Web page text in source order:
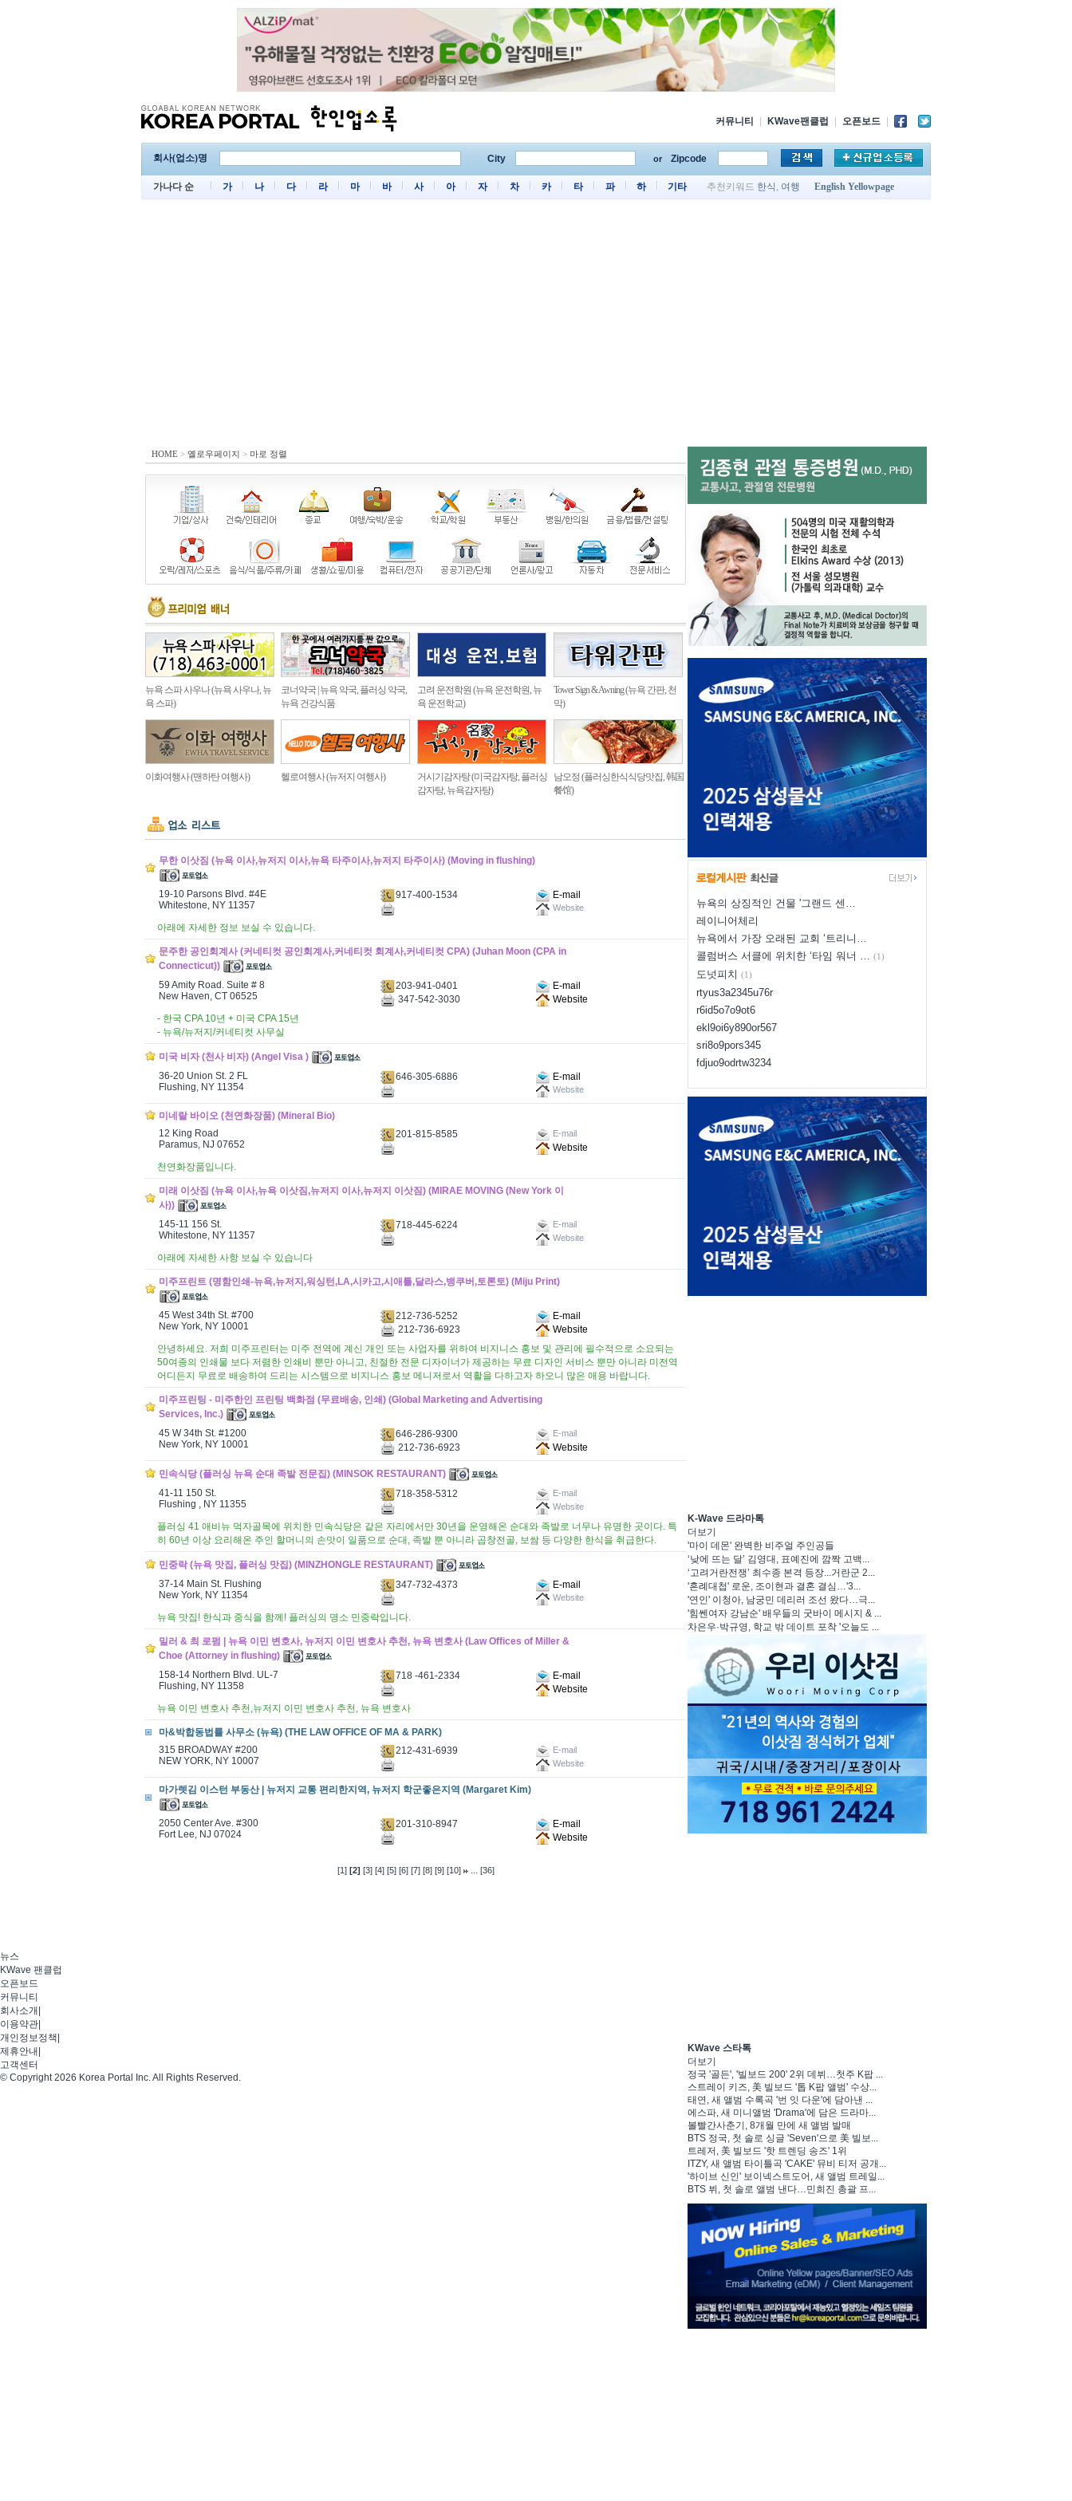
커뮤니티 KWave팬클럽 오픈보드
회사(업소)명 City or Zipcode
가나다 순 가 나 다 라 마 바 사 아 자 차 카 타 파 하 기타 추천키워드 한식 , 여행 English Yellowpage
HOME > 옐로우페이지 > 마로 정렬
뉴욕 스파 사우나 (뉴욕 사우나, 뉴
욕 스파)
코너약국 | 뉴욕 약국, 플러싱 약국,
뉴욕 건강식품
고려 운전학원 (뉴욕 운전학원, 뉴
욕 운전학교)
Tower Sign & Awning (뉴욕 간판, 천
막)
이화여행사 (맨하탄 여행사) 헬로여행사 (뉴저지 여행사)
거시기감자탕 (미국감자탕, 플러싱
감자탕, 뉴욕감자탕)
남오정 (플러싱한식식당맛집, 韩国
餐馆)
무한 이삿짐 (뉴욕 이사,뉴저지 이사,뉴욕 타주이사,뉴저지 타주이사) (Moving in flushing)
19-10 Parsons Blvd. #4E
Whitestone, NY 11357
917-400-1534 E-mail
Website
아래에 자세한 정보 보실 수 있습니다.
문주한 공인회계사 (커네티컷 공인회계사,커네티컷 회계사,커네티컷 CPA) (Juhan Moon (CPA in
Connecticut))
59 Amity Road. Suite # 8
New Haven, CT 06525
203-941-0401
E-mail
347-542-3030
Website
- 한국 CPA 10년 + 미국 CPA 15년
- 뉴욕/뉴저지/커네티컷 사무실
미국 비자 (천사 비자) (Angel Visa )
36-20 Union St. 2 FL
Flushing, NY 11354
646-305-6886 E-mail
Website
미네랄 바이오 (천연화장품) (Mineral Bio)
12 King Road
Paramus, NJ 07652
201-815-8585 E-mail
Website
천연화장품입니다.
미래 이삿짐 (뉴욕 이사,뉴욕 이삿짐,뉴저지 이사,뉴저지 이삿짐) (MIRAE MOVING (New York 이
사))
145-11 156 St.
Whitestone, NY 11357
718-445-6224
E-mail
Website
아래에 자세한 사항 보실 수 있습니다
미주프린트 (명함인쇄-뉴욕,뉴저지,워싱턴,LA,시카고,시애틀,달라스,뱅쿠버,토론토) (Miju Print)
45 West 34th St. #700
New York, NY 10001
212-736-5252
E-mail
212-736-6923
Website
안녕하세요. 저희 미주프린터는 미주 전역에 계신 개인 또는 사업자를 위하여 비지니스 홍보 및 관리에 필수적으로 소요되는
50여종의 인쇄물 보다 저렴한 인쇄비 뿐만 아니고, 친절한 전문 디자이너가 제공하는 무료 디자인 서비스 뿐만 아니라 미전역
어디든지 무료로 배송하여 드리는 시스템으로 비지니스 홍보 메니저로서 역활을 다하고자 하오니 많은 애용 바랍니다.
미주프린팅 - 미주한인 프린팅 백화점 (무료배송, 인쇄) (Global Marketing and Advertising
Services, Inc.)
45 W 34th St. #1200
New York, NY 10001
646-286-9300 E-mail
212-736-6923 Website
민속식당 (플러싱 뉴욕 순대 족발 전문집) (MINSOK RESTAURANT)
41-11 150 St.
Flushing , NY 11355
718-358-5312
E-mail
Website
플러싱 41 애비뉴 먹자골목에 위치한 민속식당은 같은 자리에서만 30년을 운영해온 순대와 족발로 너무나 유명한 곳이다. 특
히 60년 이상 요리해온 주인 할머니의 손맛이 일품으로 순대, 족발 뿐 아니라 곱창전골, 보쌈 등 다양한 한식을 취급한다.
민중락 (뉴욕 맛집, 플러싱 맛집) (MINZHONGLE RESTAURANT)
37-14 Main St. Flushing
New York, NY 11354
347-732-4373 E-mail
Website
뉴욕 맛집! 한식과 중식을 함께! 플러싱의 명소 민중락입니다.
밀러 & 최 로펌 | 뉴욕 이민 변호사, 뉴저지 이민 변호사 추천, 뉴욕 변호사 (Law Offices of Miller &
Choe (Attorney in flushing)
158-14 Northern Blvd. UL-7
Flushing, NY 11358
718 -461-2334
E-mail
Website
뉴욕 이민 변호사 추천,뉴저지 이민 변호사 추천, 뉴욕 변호사
마&박합동법률 사무소 (뉴욕) (THE LAW OFFICE OF MA & PARK)
315 BROADWAY #200
NEW YORK, NY 10007
212-431-6939
E-mail
Website
마가렛김 이스턴 부동산 | 뉴저지 교통 편리한지역, 뉴저지 학군좋은지역 (Margaret Kim)
2050 Center Ave. #300
Fort Lee, NJ 07024
201-310-8947
E-mail
Website
[1] [2] [3] [4] [5] [6] [7] [8] [9] [10] ... [36]
뉴욕의 상징적인 건물 '그랜드 센…
레이니어체리
뉴욕에서 가장 오래된 교회 ‘트리니…
콜럼버스 서클에 위치한 ‘타임 워너 … (1)
도넛피치 (1)
rtyus3a2345u76r
r6id5o7o9ot6
ekl9oi6y890or567
sri8o9pors345
fdjuo9odrtw3234
K-Wave 드라마톡
더보기
'마이 데몬' 완벽한 비주얼 주인공들
‘낮에 뜨는 달’ 김영대, 표예진에 깜짝 고백...
‘고려거란전쟁’ 최수종 본격 등장...거란군 2...
'혼례대첩' 로운, 조이현과 결혼 결심…'3...
'연인' 이청아, 남궁민 데리러 조선 왔다…극...
'힘쎈여자 강남순' 배우들의 굿바이 메시지 & ...
차은우·박규영, 학교 밖 데이트 포착 '오늘도 ...
KWave 스타톡
더보기
정국 '골든', '빌보드 200' 2위 데뷔…첫주 K팝 ...
스트레이 키즈, 美 빌보드 '톱 K팝 앨범' 수상...
태연, 새 앨범 수록곡 '번 잇 다운'에 담아낸 ...
에스파, 새 미니앨범 'Drama'에 담은 드라마...
볼빨간사춘기, 8개월 만에 새 앨범 발매
BTS 정국, 첫 솔로 싱글 'Seven'으로 美 빌보...
트레저, 美 빌보드 '핫 트렌딩 송즈' 1위
ITZY, 새 앨범 타이틀곡 'CAKE' 뮤비 티저 공개...
'하이브 신인' 보이넥스트도어, 새 앨범 트레일...
BTS 뷔, 첫 솔로 앨범 낸다…민희진 총괄 프...
뉴스
KWave 팬클럽
오픈보드
커뮤니티
회사소개
이용약관
개인정보정책
제휴안내
고객센터
© Copyright 2026 Korea Portal Inc. All Rights Reserved.